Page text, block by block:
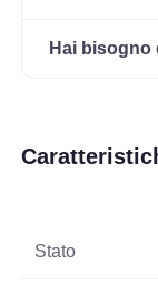
Hai bisogno
Stato